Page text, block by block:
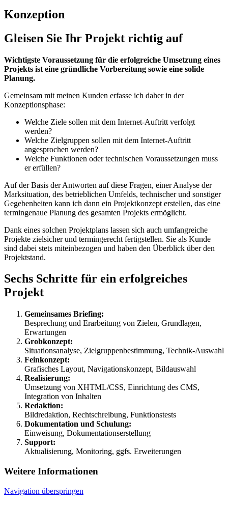
Konzeption
Gleisen Sie Ihr Projekt richtig auf
Wichtigste Voraussetzung für die erfolgreiche Umsetzung eines
Projekts ist eine gründliche Vorbereitung sowie eine solide
Planung.
Gemeinsam mit meinen Kunden erfasse ich daher in der
Konzeptionsphase:
Welche Ziele sollen mit dem Internet-Auftritt verfolgt
werden?
Welche Zielgruppen sollen mit dem Internet-Auftritt
angesprochen werden?
Welche Funktionen oder technischen Voraussetzungen muss
er erfüllen?
Auf der Basis der Antworten auf diese Fragen, einer Analyse der
Marksituation, des betrieblichen Umfelds, technischer und sonstiger
Gegebenheiten kann ich dann ein Projektkonzept erstellen, das eine
termingenaue Planung des gesamten Projekts ermöglicht.
Dank eines solchen Projektplans lassen sich auch umfangreiche
Projekte zielsicher und termingerecht fertigstellen. Sie als Kunde
sind dabei stets miteinbezogen und haben den Überblick über den
Projektstand.
Sechs Schritte für ein erfolgreiches
Projekt
Gemeinsames Briefing:
Besprechung und Erarbeitung von Zielen, Grundlagen,
Erwartungen
Grobkonzept:
Situationsanalyse, Zielgruppenbestimmung, Technik-Auswahl
Feinkonzept:
Grafisches Layout, Navigationskonzept, Bildauswahl
Realisierung:
Umsetzung von XHTML/CSS, Einrichtung des CMS,
Integration von Inhalten
Redaktion:
Bildredaktion, Rechtschreibung, Funktionstests
Dokumentation und Schulung:
Einweisung, Dokumentationserstellung
Support:
Aktualisierung, Monitoring, ggfs. Erweiterungen
Weitere Informationen
Navigation überspringen